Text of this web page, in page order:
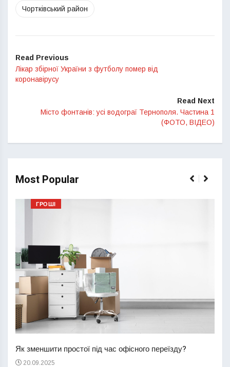
Чортківський район
Read Previous
Лікар збірної України з футболу помер від
коронавірусу
Read Next
Місто фонтанів: усі водограї Тернополя. Частина 1
(ФОТО, ВІДЕО)
Most Popular
ГРОШІ
Як зменшити простої під час офісного переїзду?
20.09.2025